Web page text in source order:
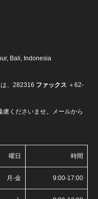
Bali, Indonesia
、282316 ファックス ＋62-
くださいませ。メールから
曜日 時間
月-金 9:00-17:00